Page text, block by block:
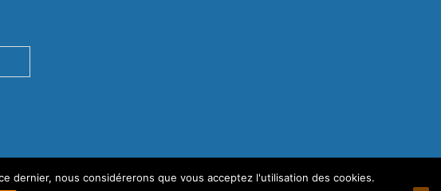
dernier, nous considérerons que vous acceptez l'utilisation des cookies.